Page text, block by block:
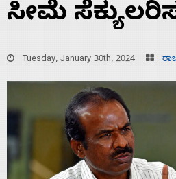
ಸೀಮೆ
Tuesday, January 30th, 2024